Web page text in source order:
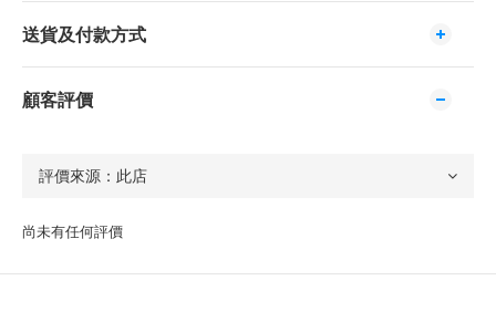
送貨及付款方式
顧客評價
尚未有任何評價